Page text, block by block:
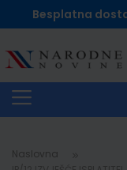
Besplatna
Naslovna